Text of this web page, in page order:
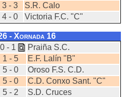
3 - 3
S.R. Calo
4 - 0 Victoria F.C. "C"
- Xornada 16
- 1
Praiña S.C.
1 - 5
E.F. Lalín "B"
5 - 0
Oroso F.S. C.D.
5 - 0
C.D. Conxo Sant. "C"
5 - 2
S.D. Cruces